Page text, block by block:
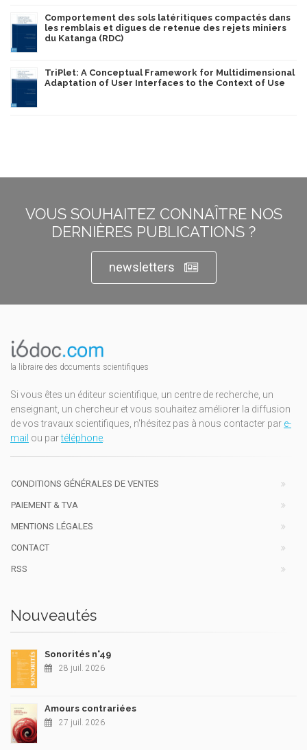
Comportement des sols latéritiques compactés dans
les remblais et digues de retenue des rejets miniers
du Katanga (RDC)
TriPlet: A Conceptual Framework for Multidimensional
Adaptation of User Interfaces to the Context of Use
VOUS SOUHAITEZ CONNAÎTRE NOS
DERNIÈRES PUBLICATIONS ?
newsletters
la libraire des documents scientifiques
Si vous êtes un éditeur scientifique, un centre de recherche, un
enseignant, un chercheur et vous souhaitez améliorer la diffusion
de vos travaux scientifiques, n'hésitez pas à nous contacter par e-
mail ou partéléphone
CONDITIONS GÉNÉRALES DE VENTES
PAIEMENT & TVA
MENTIONS LÉGALES
CONTACT
RSS
Nouveautés
Sonorités n°49
28 juil. 2026
Amours contrariées
27 juil. 2026